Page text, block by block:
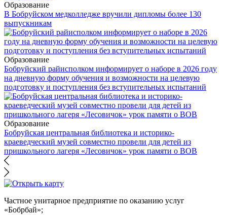
Образование
В Бобруйском медколледже вручили дипломы более 130
выпускникам
Образование
Бобруйский райисполком информирует о наборе в 2026 году
на дневную форму обучения и возможности на целевую
подготовку и поступления без вступительных испытаний
Образование
Бобруйская центральная библиотека и историко-
краеведческий музей совместно провели для детей из
пришкольного лагеря «Лесовичок» урок памяти о ВОВ
Частное унитарное предприятие по оказанию услуг
«Бобрбай»;